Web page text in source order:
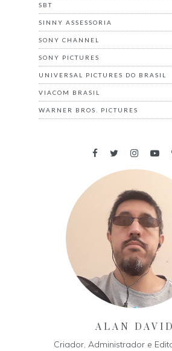
SBT
SINNY ASSESSORIA
SONY CHANNEL
SONY PICTURES
UNIVERSAL PICTURES DO BRASIL
VIACOM BRASIL
WARNER BROS. PICTURES
ALAN DAVID
Criador, Administrador e